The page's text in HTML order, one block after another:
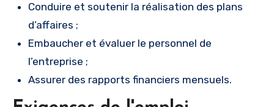
Conduire et soutenir la réalisation des plans
d’affaires ;
Embaucher et évaluer le personnel de
l’entreprise ;
Assurer des rapports financiers mensuels.